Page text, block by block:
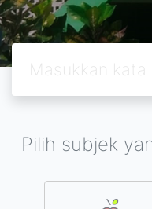
Pilih subjek